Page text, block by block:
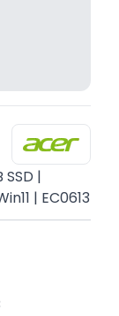
SSD |
| EC0613